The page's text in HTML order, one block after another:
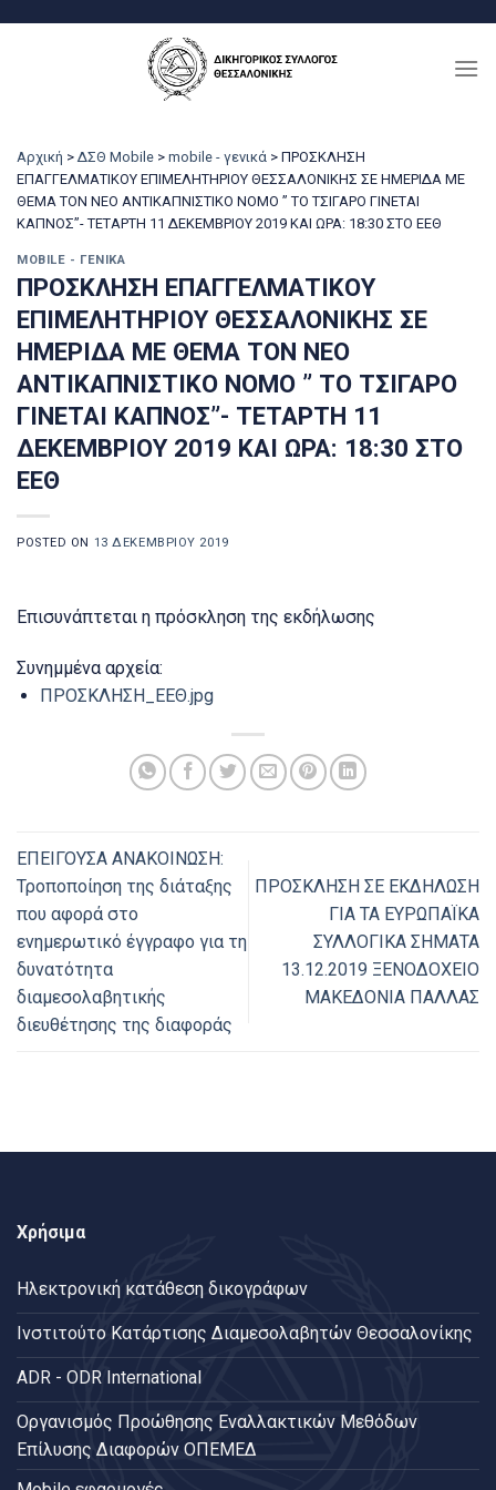
Αρχική > ΔΣΘ Mobile > mobile - γενικά > ΠΡΟΣΚΛΗΣΗ
ΕΠΑΓΓΕΛΜΑΤΙΚΟΥ ΕΠΙΜΕΛΗΤΗΡΙΟΥ ΘΕΣΣΑΛΟΝΙΚΗΣ ΣΕ ΗΜΕΡΙΔΑ ΜΕ
ΘΕΜΑ ΤΟΝ ΝΕΟ ΑΝΤΙΚΑΠΝΙΣΤΙΚΟ ΝΟΜΟ ” ΤΟ ΤΣΙΓΑΡΟ ΓΙΝΕΤΑΙ
ΚΑΠΝΟΣ”- ΤΕΤΑΡΤΗ 11 ΔΕΚΕΜΒΡΙΟΥ 2019 ΚΑΙ ΩΡΑ: 18:30 ΣΤΟ ΕΕΘ
MOBILE - ΓΕΝΙΚΆ
ΠΡΟΣΚΛΗΣΗ ΕΠΑΓΓΕΛΜΑΤΙΚΟΥ
ΕΠΙΜΕΛΗΤΗΡΙΟΥ ΘΕΣΣΑΛΟΝΙΚΗΣ ΣΕ
ΗΜΕΡΙΔΑ ΜΕ ΘΕΜΑ ΤΟΝ ΝΕΟ
ΑΝΤΙΚΑΠΝΙΣΤΙΚΟ ΝΟΜΟ ” ΤΟ ΤΣΙΓΑΡΟ
ΓΙΝΕΤΑΙ ΚΑΠΝΟΣ”- ΤΕΤΑΡΤΗ 11
ΔΕΚΕΜΒΡΙΟΥ 2019 ΚΑΙ ΩΡΑ: 18:30 ΣΤΟ
ΕΕΘ
POSTED ON 13 ΔΕΚΕΜΒΡΊΟΥ 2019
Επισυνάπτεται η πρόσκληση της εκδήλωσης
Συνημμένα αρχεία:
ΠΡΟΣΚΛΗΣΗ_ΕΕΘ.jpg
ΕΠΕΙΓΟΥΣΑ ΑΝΑΚΟΙΝΩΣΗ:
Τροποποίηση της διάταξης
που αφορά στο
ενημερωτικό έγγραφο για τη
δυνατότητα
διαμεσολαβητικής
διευθέτησης της διαφοράς
ΠΡΟΣΚΛΗΣΗ ΣΕ ΕΚΔΗΛΩΣΗ
ΓΙΑ ΤΑ ΕΥΡΩΠΑΪΚΑ
ΣΥΛΛΟΓΙΚΑ ΣΗΜΑΤΑ
13.12.2019 ΞΕΝΟΔΟΧΕΙΟ
ΜΑΚΕΔΟΝΙΑ ΠΑΛΛΑΣ
Χρήσιμα
Ηλεκτρονική κατάθεση δικογράφων
Ινστιτούτο Κατάρτισης Διαμεσολαβητών Θεσσαλονίκης
ADR - ODR International
Oργανισμός Προώθησης Εναλλακτικών Μεθόδων
Επίλυσης Διαφορών ΟΠΕΜΕΔ